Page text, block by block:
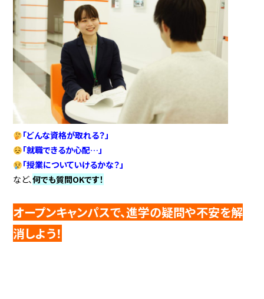
「どんな資格が取れる？」
「就職できるか心配…」
「授業についていけるかな？」
など、何でも質問OKです！
オープンキャンパスで、進学の疑問や不安を解
消しよう！